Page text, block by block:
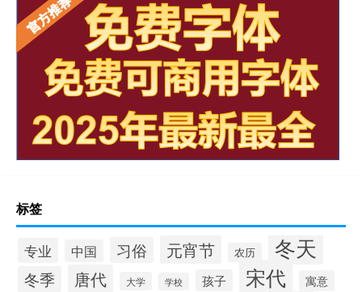
标签
专业 中国 习俗 元宵节 农历 冬天
冬季 唐代 大学 学校 孩子 宋代 寓意